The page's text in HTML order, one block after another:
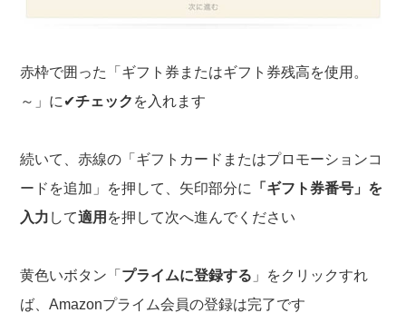
赤枠で囲った「ギフト券またはギフト券残高を使用。
～」に✔チェック を入れます
続いて、赤線の「ギフトカードまたはプロモーションコ
ードを追加」を押して、矢印部分に
「ギフト券番号」を
入力 して適用 を押して次へ進んでください
黄色いボタン「 プライムに登録する 」をクリックすれ
ば、Amazonプライム会員の登録は完了です